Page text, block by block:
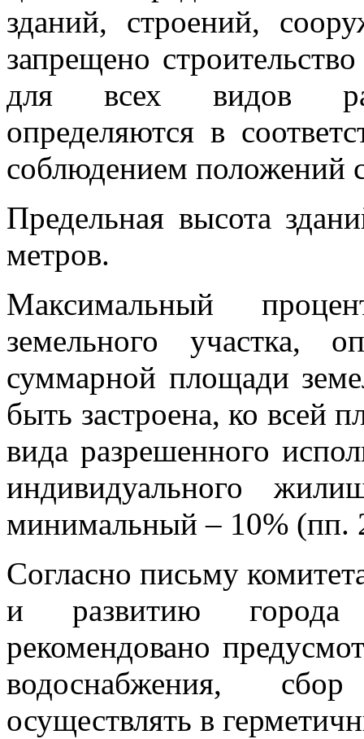
зданий, строений,
запрещено
для всех видов
определяются в
соблюдением положений
Предельная высота
метров.
Максимальный
земельного участка,
суммарной площади
быть застроена, ко всей
вида разрешенного
индивидуального
минимальный – 10% (пп.
Согласно письму
и развитию города
рекомендовано
водоснабжения,
осуществлять в